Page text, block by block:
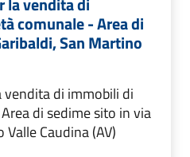
comunale - Area di
San Martino
vendita di immobili di
di sedime sito in via
Caudina (AV)